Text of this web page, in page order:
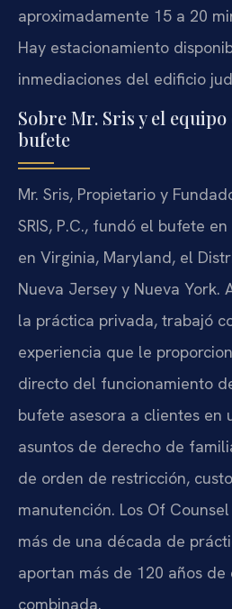
aproximadamente 15 a 20
Hay estacionamiento
inmediaciones del edificio
Sobre Mr. Sris y el
bufete
Mr. Sris, Propietario y
SRIS, P.C., fundó el bufete
en Virginia, Maryland, el
Nueva Jersey y Nueva York.
la práctica privada, trabajó
experiencia que le
directo del funcionamiento
bufete asesora a clientes en
asuntos de derecho de
de orden de restricción,
manutención. Los Of
más de una década de
aportan más de 120 años
combinada.